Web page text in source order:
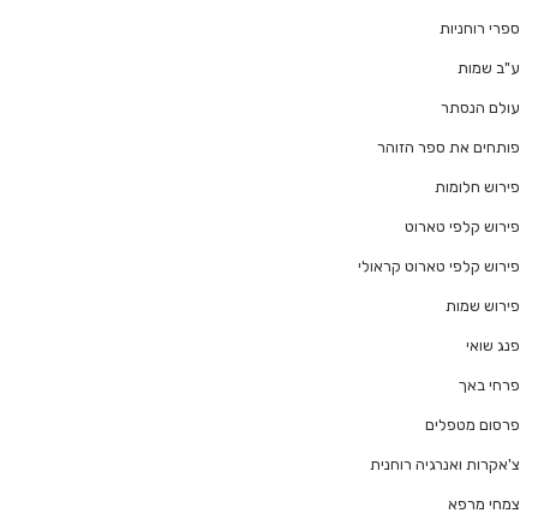
ספרי רוחניות
ע"ב שמות
עולם הנסתר
פותחים את ספר הזוהר
פירוש חלומות
פירוש קלפי טארוט
פירוש קלפי טארוט קראולי
פירוש שמות
פנג שואי
פרחי באך
פרסום מטפלים
צ'אקרות ואנרגיה רוחנית
צמחי מרפא